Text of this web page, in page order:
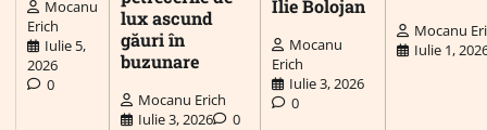
Mocanu
Erich
Iulie 5,
2026
0
lux ascund
găuri în
buzunare
Mocanu Erich
Iulie 3, 2026
0
Ilie Bolojan
Mocanu
Erich
Iulie 3, 2026
0
Mocanu
Iulie 1,